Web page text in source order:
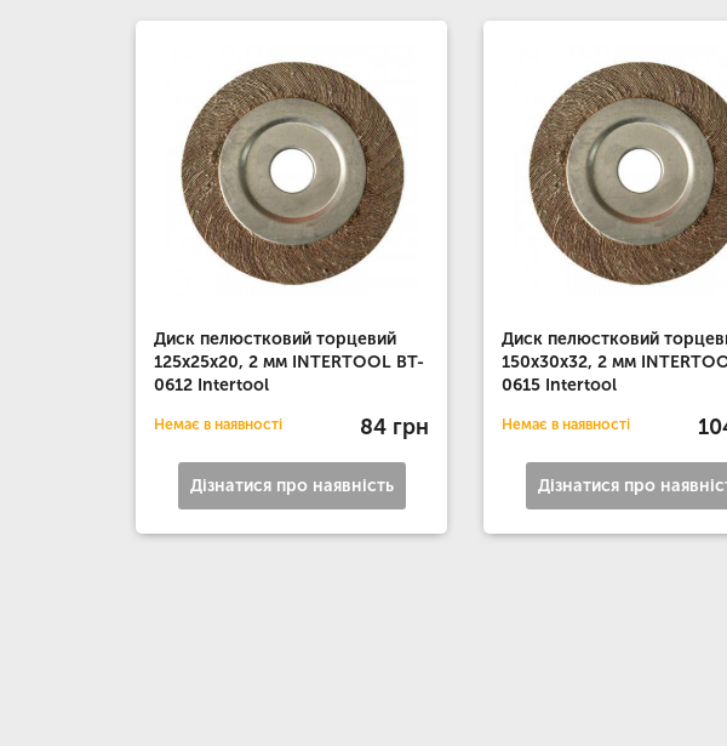
Диск пелюстковий торцевий
125x25x20, 2 мм INTERTOOL BT-
0612 Intertool
Немає в наявності 84 грн
Дізнатися про наявність
Диск пелюстковий
150x30x32, 2 мм
0615 Intertool
Немає в наявності
Дізнатися про